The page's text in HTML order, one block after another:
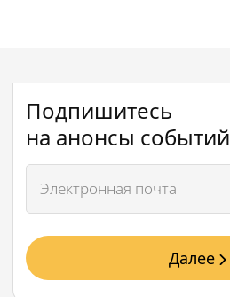
Подпишитесь
на анонсы событий
Далее